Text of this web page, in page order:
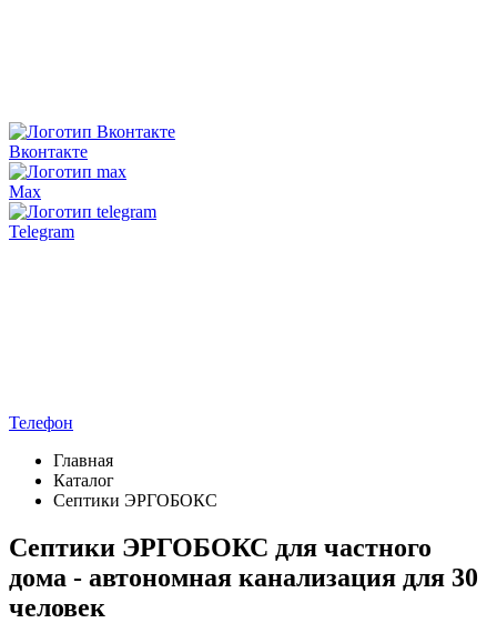
Вконтакте
Max
Telegram
Телефон
Главная
Каталог
Септики ЭРГОБОКС
Септики ЭРГОБОКС для частного
дома - автономная канализация для 30
человек